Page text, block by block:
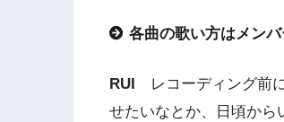
各曲の歌い方はメン
RUI
レコーディング前
せたいなとか、日頃から